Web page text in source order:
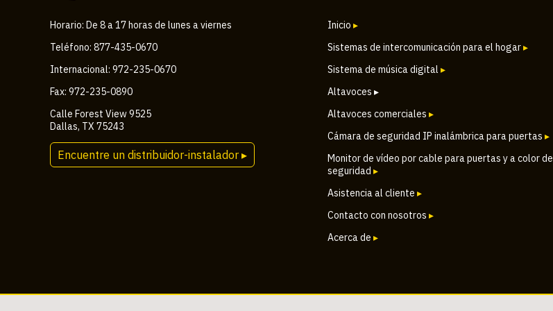
Horario: De 8 a 17 horas de lunes a viernes
Teléfono: 877-435-0670
Internacional: 972-235-0670
Fax: 972-235-0890
Calle Forest View 9525
Dallas, TX 75243
Encuentre un distribuidor-instalador ▸
Inicio ▸
Sistemas de intercomunicación para el hogar▸
Sistema de música digital ▸
Altavoces ▸
Altavoces comerciales ▸
Cámara de seguridad IP inalámbrica para puertas ▸
Monitor de vídeo por cable para puertas y a color de
seguridad ▸
Asistencia al cliente ▸
Contacto con nosotros ▸
Acerca de ▸